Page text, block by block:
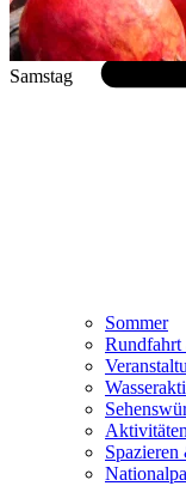
Sommer
Rundfahrt
Aktivitäten
Samstag